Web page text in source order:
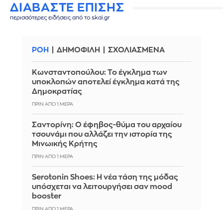
ΔΙΑΒΑΣΤΕ ΕΠΙΣΗΣ
περισσότερες ειδήσεις από το skai.gr
ΡΟΗ ΔΗΜΟΦΙΛΗ ΣΧΟΛΙΑΣΜΕΝΑ
Κωνσταντοπούλου: Το έγκλημα των
υποκλοπών αποτελεί έγκλημα κατά της
Δημοκρατίας
ΠΡΙΝ ΑΠΌ 1 ΜΈΡΑ
Σαντορίνη: Ο έφηβος-θύμα του αρχαίου
τσουνάμι που αλλάζει την ιστορία της
Μινωικής Κρήτης
ΠΡΙΝ ΑΠΌ 1 ΜΈΡΑ
Serotonin Shoes: Η νέα τάση της μόδας
υπόσχεται να λειτουργήσει σαν mood
booster
ΠΡΙΝ ΑΠΌ 1 ΜΈΡΑ